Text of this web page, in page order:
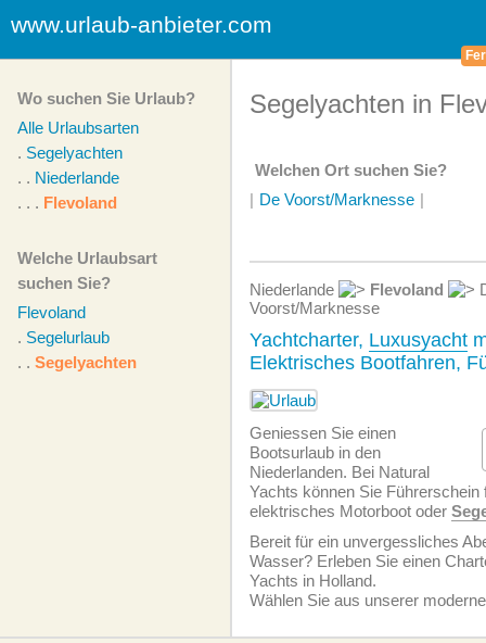
www.urlaub-anbieter.com
Wo suchen Sie Urlaub?
Alle Urlaubsarten
. Segelyachten
. . Niederlande
. . . Flevoland
Welche Urlaubsart
suchen Sie?
Flevoland
. Segelurlaub
. . Segelyachten
Segelyachten in
Welchen Ort suchen Sie?
| De Voorst/Marknesse |
Niederlande Flevoland
Voorst/Marknesse
Yachtcharter, Luxusyacht
Elektrisches Bootfahren,
Geniessen Sie einen
Bootsurlaub in den
Niederlanden. Bei Natural
Yachts können Sie Führerschein
elektrisches Motorboot oder
Bereit für ein unvergessliches
Wasser? Erleben Sie einen
Yachts in Holland.
Wählen Sie aus unserer